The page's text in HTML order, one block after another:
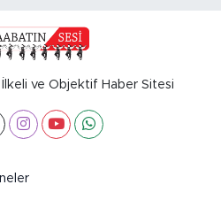
İlkeli ve Objektif Haber Sitesi